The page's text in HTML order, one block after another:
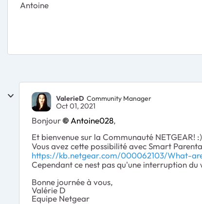
Antoine
ValerieD Community Manager
Oct 01, 2021
Bonjour Antoine028,
Et bienvenue sur la Communauté NETGEAR! :)
Vous avez cette possibilité avec Smart
https://kb.netgear.com/000062103/What-
Cependant ce nest pas qu'une interruption
Bonne journée à vous,
Valérie D
Equipe Netgear